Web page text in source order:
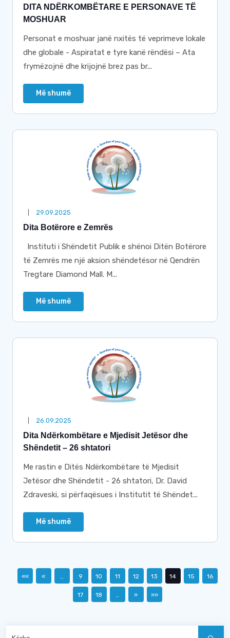
DITA NDËRKOMBËTARE E PERSONAVE TË
MOSHUAR
Personat e moshuar janë nxitës të veprimeve lokale
dhe globale - Aspiratat e tyre kanë rëndësi – Ata
frymëzojnë dhe krijojnë brez pas br...
Më shumë
29.09.2025
Dita Botërore e Zemrës
Instituti i Shëndetit Publik e shënoi Ditën Botërore
të Zemrës me një aksion shëndetësor në Qendrën
Tregtare Diamond Mall. M...
Më shumë
26.09.2025
Dita Ndërkombëtare e Mjedisit Jetësor dhe
Shëndetit – 26 shtatori
Me rastin e Ditës Ndërkombëtare të Mjedisit
Jetësor dhe Shëndetit - 26 shtatori, Dr. David
Zdraveski, si përfaqësues i Institutit të Shëndet...
Më shumë
«« « … 9 10 11 12 13 14 15 16
17 18 … » »»